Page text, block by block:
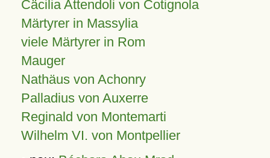
Cäcilia Attendoli von Cotignola
Märtyrer in Massylia
viele Märtyrer in Rom
Mauger
Nathäus von Achonry
Palladius von Auxerre
Reginald von Montemarti
Wilhelm VI. von Montpellier